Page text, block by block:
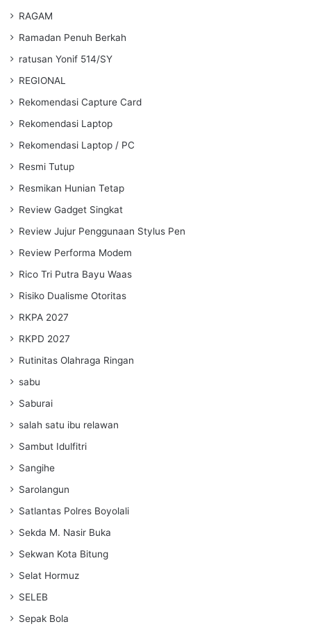
RAGAM
Ramadan Penuh Berkah
ratusan Yonif 514/SY
REGIONAL
Rekomendasi Capture Card
Rekomendasi Laptop
Rekomendasi Laptop / PC
Resmi Tutup
Resmikan Hunian Tetap
Review Gadget Singkat
Review Jujur Penggunaan Stylus Pen
Review Performa Modem
Rico Tri Putra Bayu Waas
Risiko Dualisme Otoritas
RKPA 2027
RKPD 2027
Rutinitas Olahraga Ringan
sabu
Saburai
salah satu ibu relawan
Sambut Idulfitri
Sangihe
Sarolangun
Satlantas Polres Boyolali
Sekda M. Nasir Buka
Sekwan Kota Bitung
Selat Hormuz
SELEB
Sepak Bola